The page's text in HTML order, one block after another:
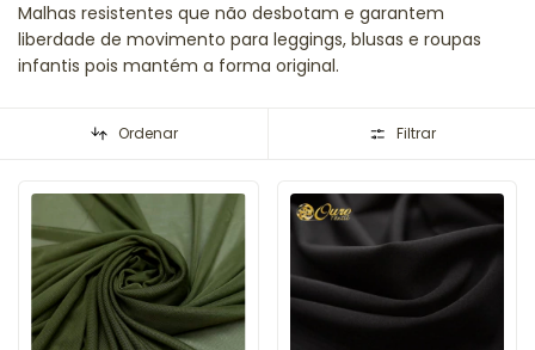
Malhas resistentes que não desbotam e garantem
liberdade de movimento para leggings, blusas e roupas
infantis pois mantém a forma original.
Ordenar Filtrar